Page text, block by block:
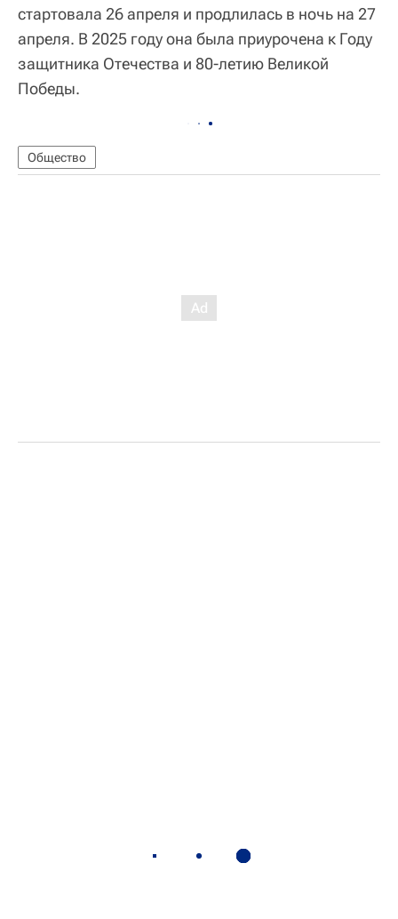
стартовала 26 апреля и продлилась в ночь на 27
апреля. В 2025 году она была приурочена к Году
защитника Отечества и 80-летию Великой
Победы.
Общество